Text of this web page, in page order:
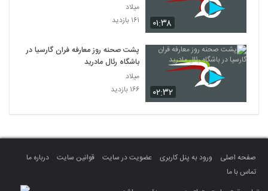
۰۱:۳۸
میلاد
۱۶۱ بازدید
۰۲:۳۲
پشت صحنه روز معارفه فران گارسیا در
باشگاه رئال مادرید
میلاد
۱۶۶ بازدید
صفحه اصلی ورود به پنل کاربری عضویت در سایت قوانین سایت
درباره ما
تماس با ما